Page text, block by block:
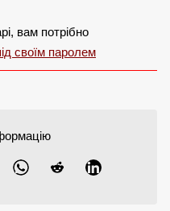
вам потрібно
своїм паролем